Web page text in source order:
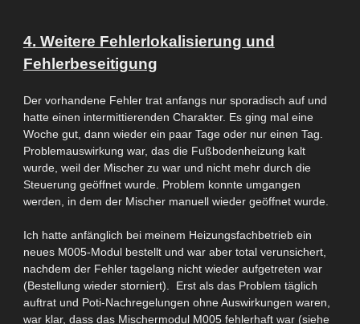
4. Weitere Fehlerlokalisierung und
Fehlerbeseitigung
Der vorhandene Fehler trat anfangs nur sporadisch auf und
hatte einen intermittierenden Charakter. Es ging mal eine
Woche gut, dann wieder ein paar Tage oder nur einen Tag.
Problemauswirkung war, das die Fußbodenheizung kalt
wurde, weilder Mischer zu war und nicht mehr durch die
Steuerung geöffnet wurde. Problem konnte umgangen
werden, in dem der Mischer manuell wieder geöffnet wurde.
Ich hatte anfänglich bei meinem Heizungsfachbetrieb ein
neues M005-Modulbestellt und war aber total verunsichert,
nachdem der Fehler tagelang nicht wieder aufgetreten war
(Bestellung wieder storniert). Erst als das Problem täglich
auftrat und Poti-Nachregelungen ohne Auswirkungen waren,
war klar, dass das Mischermodul M005fehlerhaft war (siehe